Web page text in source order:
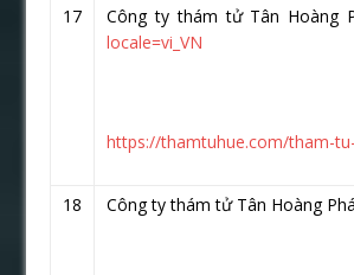
17 Công ty thám tử Tân Hoàng
locale=vi_VN
https://thamtuhue.com/tham-
18 Công ty thám tử Tân Hoàng